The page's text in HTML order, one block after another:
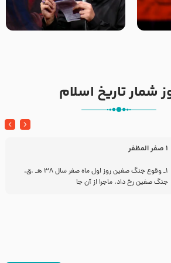
–
شب
من غلام نوکراتم من عاشق
کربلاتم – شور زمینه – شب هفتم
شمار تاریخ اسلام
1 صفر المظفر
1ـ وقوع جنگ صفین روز اول ماه صفر سال 38 هـ .ق.
جنگ صفین رخ داد. ماجرا از آن جا